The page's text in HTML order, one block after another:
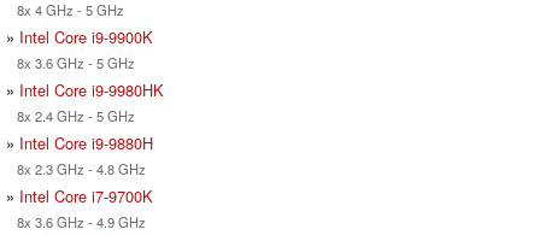
8x 4 GHz - 5 GHz
» Intel Core i9-9900K
8x 3.6 GHz - 5 GHz
» Intel Core i9-9980HK
8x 2.4 GHz - 5 GHz
» Intel Core i9-9880H
8x 2.3 GHz - 4.8 GHz
» Intel Core i7-9700K
8x 3.6 GHz - 4.9 GHz